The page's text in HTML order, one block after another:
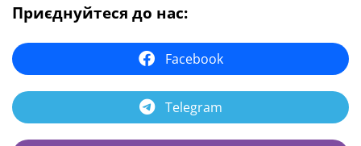
Приєднуйтеся до нас:
Facebook
Telegram